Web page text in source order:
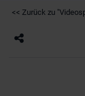
<< Zurück zu